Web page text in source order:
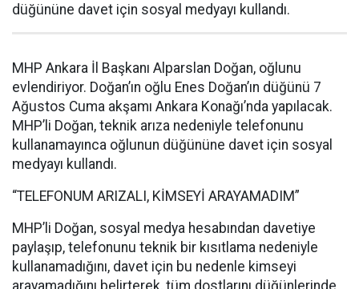
düğününe davet için sosyal medyayı kullandı.
MHP Ankara İl Başkanı Alparslan Doğan, oğlunu
evlendiriyor. Doğan’ın oğlu Enes Doğan’ın düğünü 7
Ağustos Cuma akşamı Ankara Konağı’nda yapılacak.
MHP’li Doğan, teknik arıza nedeniyle telefonunu
kullanamayınca oğlunun düğününe davet için sosyal
medyayı kullandı.
“TELEFONUM ARIZALI, KİMSEYİ ARAYAMADIM”
MHP’li Doğan, sosyal medya hesabından davetiye
paylaşıp, telefonunu teknik bir kısıtlama nedeniyle
kullanamadığını, davet için bu nedenle kimseyi
arayamadığını belirterek, tüm dostlarını düğünlerinde